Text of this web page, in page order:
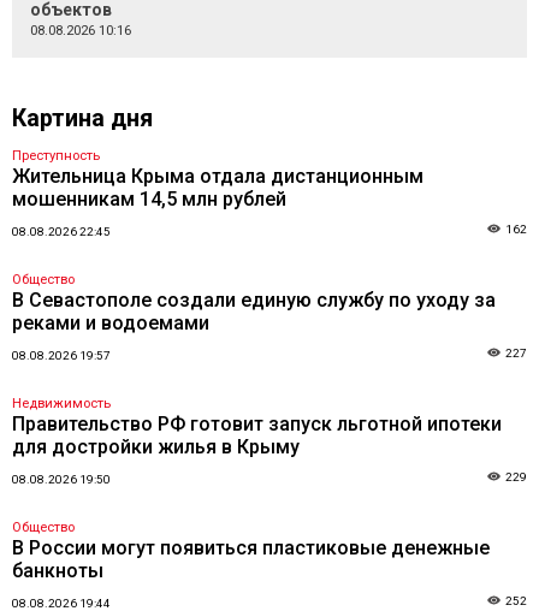
объектов
08.08.2026 10:16
Картина дня
Преступность
Жительница Крыма отдала дистанционным
мошенникам 14,5 млн рублей
08.08.2026 22:45 162
Общество
В Севастополе создали единую службу по уходу за
реками и водоемами
08.08.2026 19:57 227
Недвижимость
Правительство РФ готовит запуск льготной ипотеки
для достройки жилья в Крыму
08.08.2026 19:50 229
Общество
В России могут появиться пластиковые денежные
банкноты
08.08.2026 19:44 252